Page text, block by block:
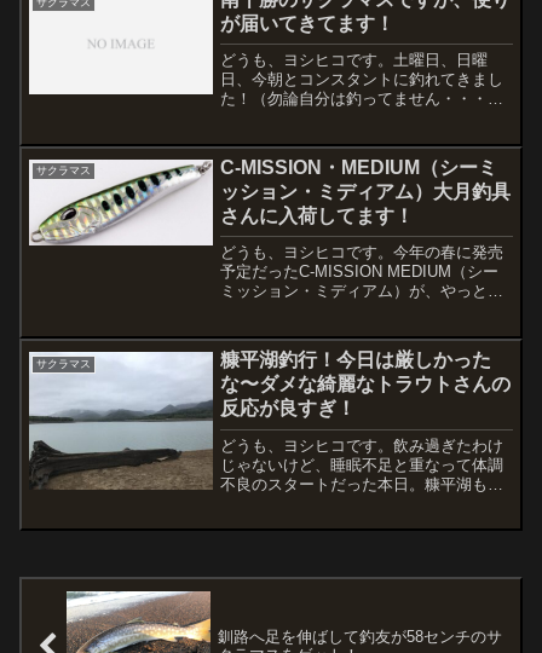
いう判断。今回は太...
が届いてきてます！
どうも、ヨシヒコです。土曜日、日曜
日、今朝とコンスタントに釣れてきまし
た！（勿論自分は釣ってません・・・）
粉 ピンクバックKABUKI METAL3...
サクラマス
C-MISSION・MEDIUM（シーミ
ッション・ミディアム）大月釣具
さんに入荷してます！
どうも、ヨシヒコです。今年の春に発売
予定だったC-MISSION MEDIUM（シー
ミッション・ミディアム）が、やっと店
行販売されてるC-MISSION（シーミッシ
ョン...
サクラマス
糠平湖釣行！今日は厳しかった
な〜ダメな綺麗なトラウトさんの
反応が良すぎ！
どうも、ヨシヒコです。飲み過ぎたわけ
じゃないけど、睡眠不足と重なって体調
不良のスタートだった本日。糠平湖も不
釧路へ足を伸ばして釣友が58センチのサ